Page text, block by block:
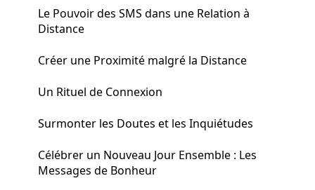
Le Pouvoir des SMS dans une Relation à
Distance
Créer une Proximité malgré la Distance
Un Rituel de Connexion
Surmonter les Doutes et les Inquiétudes
Célébrer un Nouveau Jour Ensemble : Les
Messages de Bonheur